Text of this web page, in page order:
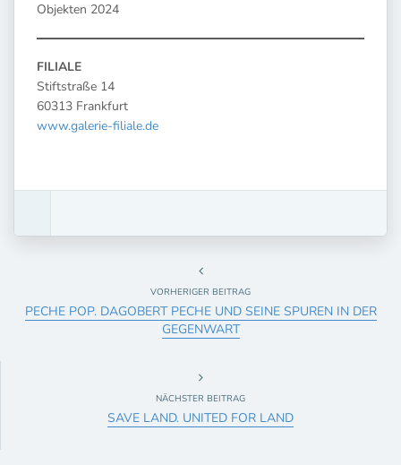
Objekten 2024
FILIALE
Stiftstraße 14
60313 Frankfurt
www.galerie-filiale.de
VORHERIGER BEITRAG
PECHE POP. DAGOBERT PECHE UND SEINE SPUREN IN DER
GEGENWART
NÄCHSTER BEITRAG
SAVE LAND. UNITED FOR LAND